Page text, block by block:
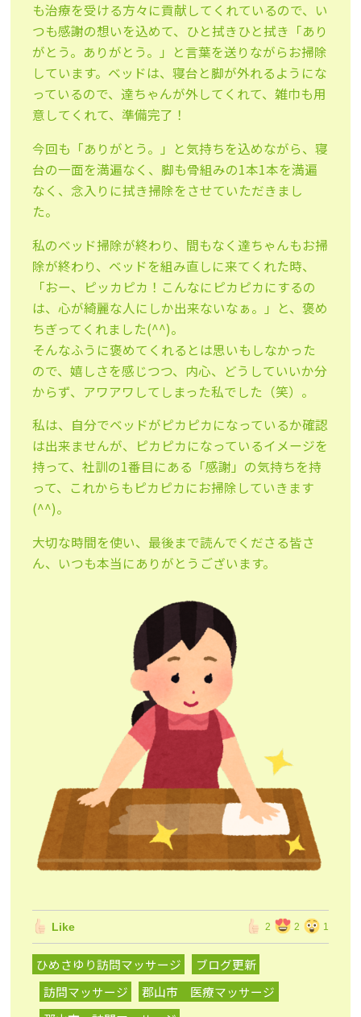
も治療を受ける方々に貢献してくれているので、い
つも感謝の想いを込めて、ひと拭きひと拭き「あり
がとう。ありがとう。」と言葉を送りながらお掃除
しています。ベッドは、寝台と脚が外れるようにな
っているので、達ちゃんが外してくれて、雑巾も用
意してくれて、準備完了！
今回も「ありがとう。」と気持ちを込めながら、寝
台の一面を満遍なく、脚も骨組みの1本1本を満遍
なく、念入りに拭き掃除をさせていただきまし
た。
私のベッド掃除が終わり、間もなく達ちゃんもお掃
除が終わり、ベッドを組み直しに来てくれた時、
「おー、ピッカピカ！こんなにピカピカにするの
は、心が綺麗な人にしか出来ないなぁ。」と、褒め
ちぎってくれました(^^)。
そんなふうに褒めてくれるとは思いもしなかった
ので、嬉しさを感じつつ、内心、どうしていいか分
からず、アワアワしてしまった私でした（笑）。
私は、自分でベッドがピカピカになっているか確認
は出来ませんが、ピカピカになっているイメージを
持って、社訓の1番目にある「感謝」の気持ちを持
って、これからもピカピカにお掃除していきます
(^^)。
大切な時間を使い、最後まで読んでくださる皆さ
ん、いつも本当にありがとうございます。
Like 2 2 1
ひめさゆり訪問マッサージ
ブログ更新
訪問マッサージ
郡山市 医療マッサージ